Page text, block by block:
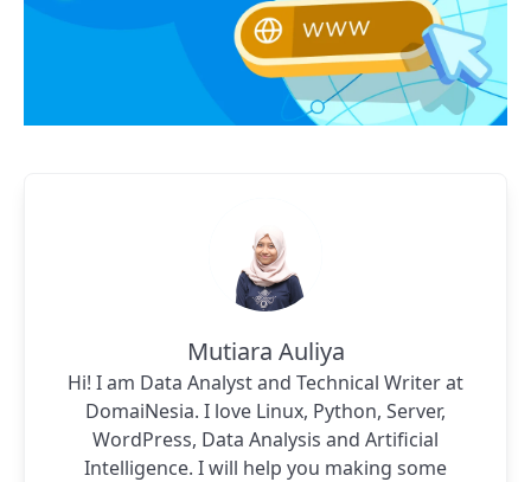
Mutiara Auliya
Hi! I am Data Analyst and Technical Writer at
DomaiNesia. I love Linux, Python, Server,
WordPress, Data Analysis and Artificial
Intelligence. I will help you making some